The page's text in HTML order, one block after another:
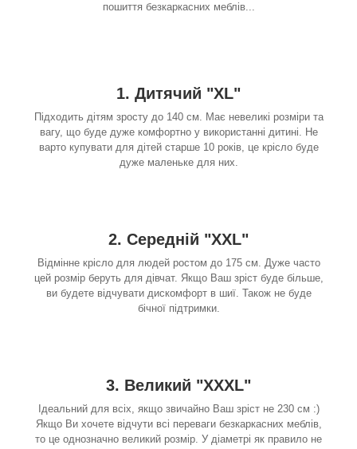
пошиття безкаркасних меблів...
1. Дитячий "XL"
Підходить дітям зросту до 140 см. Має невеликі розміри та
вагу, що буде дуже комфортно у використанні дитині. Не
варто купувати для дітей старше 10 років, це крісло буде
дуже маленьке для них.
2. Середній "XXL"
Відмінне крісло для людей ростом до 175 см. Дуже часто
цей розмір беруть для дівчат. Якщо Ваш зріст буде більше,
ви будете відчувати дискомфорт в шиї. Також не буде
бічної підтримки.
3. Великий "XXXL"
Ідеальний для всіх, якщо звичайно Ваш зріст не 230 см :)
Якщо Ви хочете відчути всі переваги безкаркасних меблів,
то це однозначно великий розмір. У діаметрі як правило не